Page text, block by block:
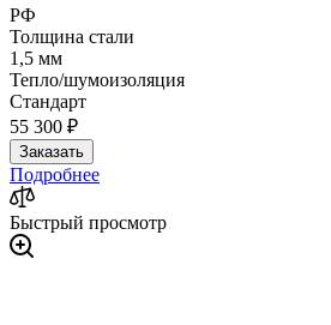
РФ
Толщина стали
1,5 мм
Тепло/шумоизоляция
Стандарт
55 300 ₽
Заказать
Подробнее
Быстрый просмотр